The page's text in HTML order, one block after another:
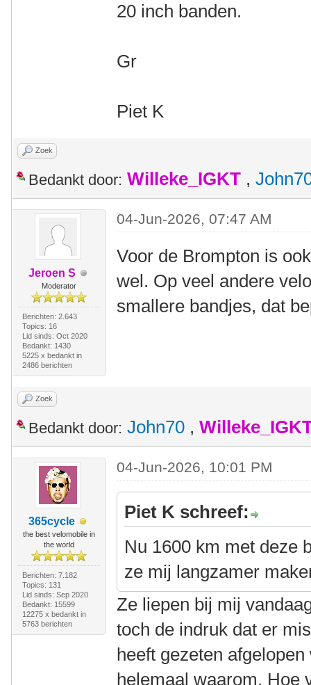
20 inch banden.
Gr
Piet K
Zoek
Bedankt door: Willeke_IGKT ,
Jeroen S
Moderator
Berichten: 2.643
Topics: 16
Lid sinds: Oct 2020
Bedankt: 1430
5225 x bedankt in
2486 berichten
04-Jun-2026, 07:47 AM
Voor de Brompton is
wel. Op veel andere
smallere bandjes, dat
Zoek
Bedankt door: John70 ,
365cycle
the best velomobile in
the world
Berichten: 7.182
Topics: 131
Lid sinds: Sep 2020
Bedankt: 15599
12275 x bedankt in
5763 berichten
04-Jun-2026, 10:01 PM
Piet K schreef:
Nu 1600 km met deze
ze mij langzamer
Ze liepen bij mij
toch de indruk dat er
heeft gezeten
helemaal waarom. Hoe